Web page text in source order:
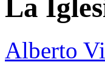
La
Alberto